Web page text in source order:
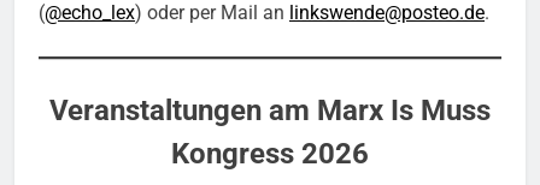
(@echo_lex) oder per Mail an linkswende@posteo.de.
Veranstaltungen am Marx Is Muss
Kongress 2026